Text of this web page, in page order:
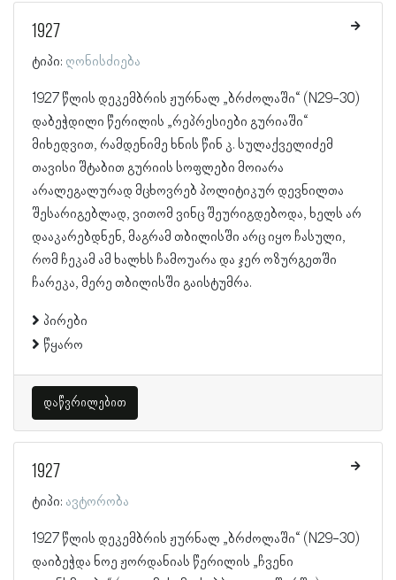
1927
ტიპი: ღონისძიება
1927 წლის დეკემბრის ჟურნალ „ბრძოლაში“ (N29-30)
დაბეჭდილი წერილის „რეპრესიები გურიაში“
მიხედვით, რამდენიმე ხნის წინ კ. სულაქველიძემ
თავისი შტაბით გურიის სოფლები მოიარა
არალეგალურად მცხოვრებ პოლიტიკურ დევნილთა
შესარიგებლად, ვითომ ვინც შეურიგდებოდა, ხელს არ
დააკარებდნენ, მაგრამ თბილისში არც იყო ჩასული,
რომ ჩეკამ ამ ხალხს ჩამოუარა და ჯერ ოზურგეთში
ჩარეკა, მერე თბილისში გაისტუმრა.
პირები
წყარო
დაწვრილებით
1927
ტიპი: ავტორობა
1927 წლის დეკემბრის ჟურნალ „ბრძოლაში“ (N29-30)
დაიბეჭდა ნოე ჟორდანიას წერილის „ჩვენი